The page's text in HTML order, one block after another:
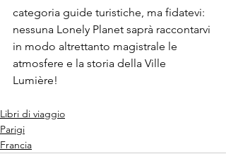
categoria guide turistiche, ma fidatevi:
nessuna Lonely Planet saprà raccontarvi
in modo altrettanto magistrale le
atmosfere e la storia della Ville
Lumière!
Libri di viaggio
Parigi
Francia